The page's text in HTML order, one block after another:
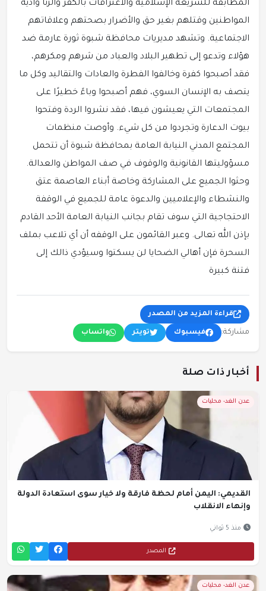
المطابقة للشريعة الإسلامية والاعترافات بالكفر والزنا وأذية
المواطنين وقتلهم بغير حق والأضرار بصحتهم وعلاقاتهم
الاجتماعية. وتشهد مديريات محافظة شبوة ثورة عارمة ضد
هؤلاء وتدعو إلى تطهير البلاد والعباد من شرهم ومكرهم،
فقد أصبحوا كفرة وخالفوا الفطرة والعادات والتقاليد وكل ما
يتصف به الإنسان السوي، فهم أصبحوا وباءً خطيرًا على
المجتمعات التي يعيشون فيها، فقد نشروا الردة وفتحوا
بيوت الدعارة وتجردوا من كل شيء. وأوصت منظمات
المجتمع المدني النيابة العامة بمحافظة شبوة أن تتحمل
مسؤوليتها القانونية والوقوف في صف المواطن والعدالة.
وحثوا الجميع على المشاركة وخاصة أبناء العاصمة عتق
والنشطاء والإعلاميين والدعوة عامة للجميع في الوقفة
الاحتجاجية التي سوف تقام بجانب النيابة العامة الأحد القادم
بإذن الله تعالى. وعبر القائمون على الوقفه أن أي تلاعب بملف
السحرة فإن أهالي الضحايا لن يسكتوا وسيؤدي ذالك إلى
فتنة كبيرة
قراءة المزيد من المصدر
مشاركة: فيسبوك تويتر واتساب
أخبار ذات صلة
عدن الغد- محليات
القديمي: اليمن أمام لحظة فارقة ولا خيار سوى استعادة الدولة
وإنهاء الانقلاب
منذ 5 ثواني
المصدر
عدن الغد- محليات